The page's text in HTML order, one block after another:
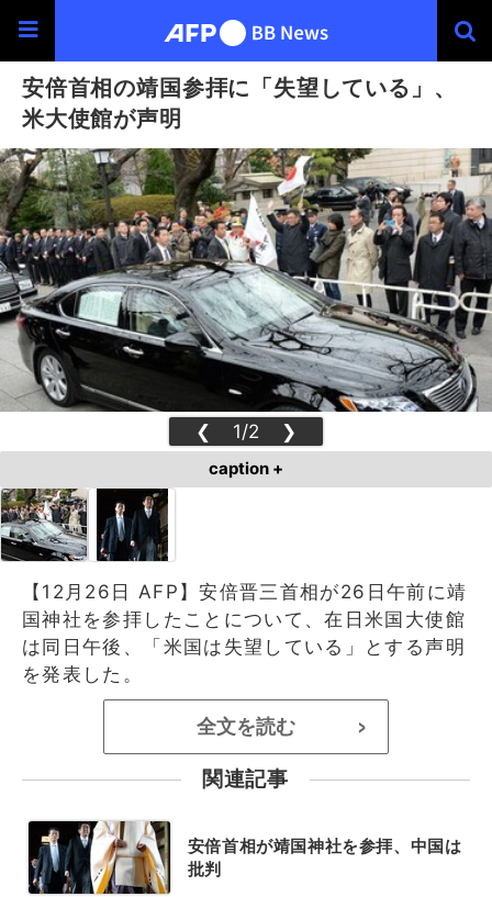
安倍首相の靖国参拝に「失望している」、
米大使館が声明
❮ 1/2 ❯
caption +
【12月26日 AFP】安倍晋三首相が26日午前に靖
国神社を参拝したことについて、在日米国大使館
は同日午後、「米国は失望している」とする声明
を発表した。
全文を読む >
関連記事
安倍首相が靖国神社を参拝、中国は
批判